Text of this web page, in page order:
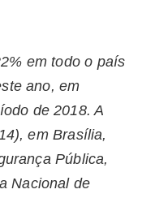
em todo o país
ano, em
de 2018. A
em Brasília,
Pública,
Nacional de